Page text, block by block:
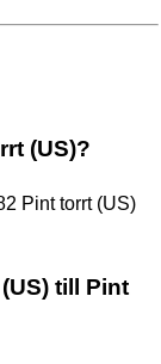
(US)?
Pint torrt (US)
till Pint